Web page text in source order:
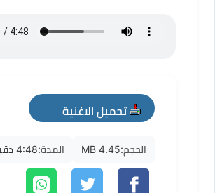
تحميل الاغنية
mp3
الحجم:4.45 MB المدة:4:48 دقيقة